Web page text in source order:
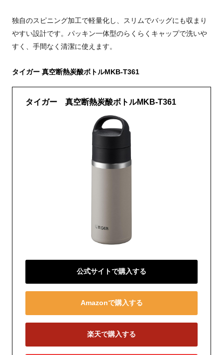
独自のスピニング加工で軽量化し、スリムでバッグにも収まり
やすい設計です。パッキン一体型のらくらくキャップで洗いや
すく、手間なく清潔に使えます。
タイガー 真空断熱炭酸ボトルMKB-T361
タイガー 真空断熱炭酸ボトルMKB-T361
公式サイトで購入する
Amazonで購入する
楽天で購入する